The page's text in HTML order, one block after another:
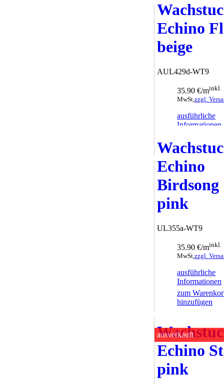
Echino
beige
AUL429d-WT9
35.90 €/minkl.
MwSt, zzgl.
ausführliche
Informationen
hinzufügen
Echino
Birdsong
pink
UL355a-WT9
35.90 €/minkl.
MwSt, zzgl.
ausführliche
Informationen
zum
hinzufügen
ausverkauft
Echino
pink